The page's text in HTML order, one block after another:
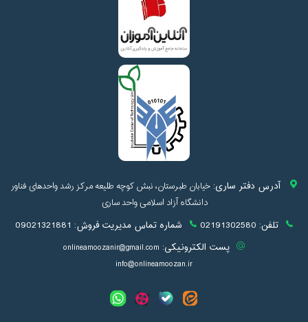
آدرس دفتر ساری:خیابان طبرستان، نبش کوچه طلیعه مرکز رشد واحدهای فناور
دانشگاه آزاد اسلامی واحد ساری
تلفن: 02191302580 شماره تماس مدیریت فروش: 09021321881
پست الکترونیکی: onlineamoozanir@gmail.com
info@onlineamoozan.ir